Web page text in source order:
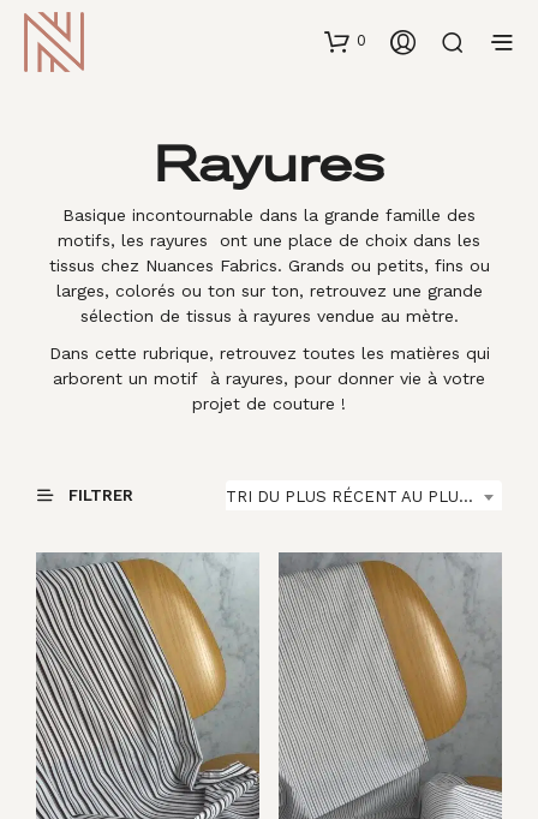
0
Rayures
Basique incontournable dans la grande famille des
motifs, les rayures ont une place de choix dans les
tissus chez Nuances Fabrics. Grands ou petits, fins ou
larges, colorés ou ton sur ton, retrouvez une grande
sélection de tissus à rayures vendue au mètre.
Dans cette rubrique, retrouvez toutes les matières qui
arborent un motif à rayures, pour donner vie à votre
projet de couture !
FILTRER TRI DU PLUS RÉCENT AU PLUS ANCIEN